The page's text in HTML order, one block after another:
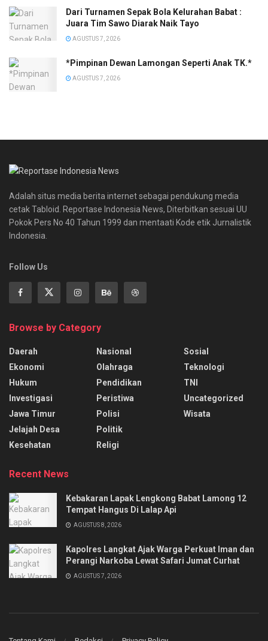
Dari Turnamen Sepak Bola Kelurahan Babat :
Juara Tim Sawo Diarak Naik Tayo
AGUSTUS 7, 2026
*Pimpinan Dewan Lamongan Seperti Anak TK.*
AGUSTUS 7, 2026
Adalah situs media berita internet sebagai pendukung media
cetak Tabloid. Reportase Indonesia News, Diterbitkan sesuai UU
Pokok Pers No 40 Tahun 1999 dan mentaati Kode etik Jurnalistik
Indonesia.
Follow Us
Browse by Category
Daerah
Ekonomi
Hukum
Investigasi
Jawa Timur
Jelajah Desa
Kesehatan
Nasional
Olahraga
Pendidikan
Peristiwa
Polisi
Politik
Religi
Sosial
Teknologi
TNI
Uncategorized
Wisata
Recent News
Kebakaran Lapak Lengkong Babat Lamong 12
Tempat Hangus Di Lalap Api
AGUSTUS 8, 2026
Kapolres Langkat Ajak Warga Perkuat Iman dan
Perangi Narkoba Lewat Safari Jumat Curhat
AGUSTUS 7, 2026